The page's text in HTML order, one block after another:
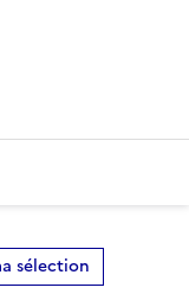
sélection